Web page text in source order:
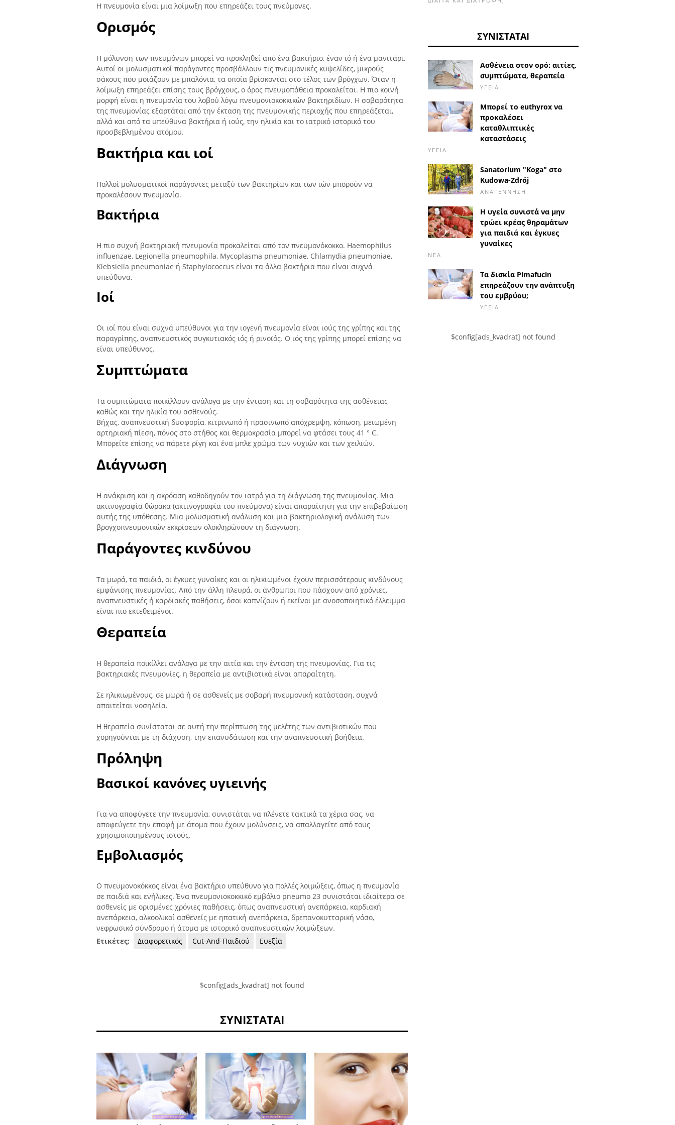
Η πνευμονία είναι μια λοίμωξη που επηρεάζει τους πνεύμονες.
Ορισμός
Η μόλυνση των πνευμόνων μπορεί να προκληθεί από ένα βακτήριο, έναν ιό ή ένα μανιτάρι.
Αυτοί οι μολυσματικοί παράγοντες προσβάλλουν τις πνευμονικές κυψελίδες, μικρούς
σάκους που μοιάζουν με μπαλόνια, τα οποία βρίσκονται στο τέλος των βρόγχων. Όταν η
λοίμωξη επηρεάζει επίσης τους βρόγχους, ο όρος πνευμοπάθεια προκαλείται. Η πιο κοινή
μορφή είναι η πνευμονία του λοβού λόγω πνευμονιοκοκκικών βακτηριδίων. Η σοβαρότητα
της πνευμονίας εξαρτάται από την έκταση της πνευμονικής περιοχής που επηρεάζεται,
αλλά και από τα υπεύθυνα βακτήρια ή ιούς, την ηλικία και το ιατρικό ιστορικό του
προσβεβλημένου ατόμου.
Βακτήρια και ιοί
Πολλοί μολυσματικοί παράγοντες μεταξύ των βακτηρίων και των ιών μπορούν να
προκαλέσουν πνευμονία.
Βακτήρια
Η πιο συχνή βακτηριακή πνευμονία προκαλείται από τον πνευμονόκοκκο. Haemophilus
influenzae, Legionella pneumophila, Mycoplasma pneumoniae, Chlamydia pneumoniae,
Klebsiella pneumoniae ή Staphylococcus είναι τα άλλα βακτήρια που είναι συχνά
υπεύθυνα.
Ιοί
Οι ιοί που είναι συχνά υπεύθυνοι για την ιογενή πνευμονία είναι ιούς της γρίπης και της
παραγρίπης, αναπνευστικός συγκυτιακός ιός ή ρινοϊός. Ο ιός της γρίπης μπορεί επίσης να
είναι υπεύθυνος.
Συμπτώματα
Τα συμπτώματα ποικίλλουν ανάλογα με την ένταση και τη σοβαρότητα της ασθένειας
καθώς και την ηλικία του ασθενούς.
Βήχας, αναπνευστική δυσφορία, κιτρινωπό ή πρασινωπό απόχρεμψη, κόπωση, μειωμένη
αρτηριακή πίεση, πόνος στο στήθος και θερμοκρασία μπορεί να φτάσει τους 41 ° C.
Μπορείτε επίσης να πάρετε ρίγη και ένα μπλε χρώμα των νυχιών και των χειλιών.
Διάγνωση
Η ανάκριση και η ακρόαση καθοδηγούν τον ιατρό για τη διάγνωση της πνευμονίας. Μια
ακτινογραφία θώρακα (ακτινογραφία του πνεύμονα) είναι απαραίτητη για την επιβεβαίωση
αυτής της υπόθεσης. Μια μολυσματική ανάλυση και μια βακτηριολογική ανάλυση των
βρογχοπνευμονικών εκκρίσεων ολοκληρώνουν τη διάγνωση.
Παράγοντες κινδύνου
Τα μωρά, τα παιδιά, οι έγκυες γυναίκες και οι ηλικιωμένοι έχουν περισσότερους κινδύνους
εμφάνισης πνευμονίας. Από την άλλη πλευρά, οι άνθρωποι που πάσχουν από χρόνιες,
αναπνευστικές ή καρδιακές παθήσεις, όσοι καπνίζουν ή εκείνοι με ανοσοποιητικό έλλειμμα
είναι πιο εκτεθειμένοι.
Θεραπεία
Η θεραπεία ποικίλλει ανάλογα με την αιτία και την ένταση της πνευμονίας. Για τις
βακτηριακές πνευμονίες, η θεραπεία με αντιβιοτικά είναι απαραίτητη.
Σε ηλικιωμένους, σε μωρά ή σε ασθενείς με σοβαρή πνευμονική κατάσταση, συχνά
απαιτείται νοσηλεία.
Η θεραπεία συνίσταται σε αυτή την περίπτωση της μελέτης των αντιβιοτικών που
χορηγούνται με τη διάχυση, την επανυδάτωση και την αναπνευστική βοήθεια.
Πρόληψη
Βασικοί κανόνες υγιεινής
Για να αποφύγετε την πνευμονία, συνιστάται να πλένετε τακτικά τα χέρια σας, να
αποφεύγετε την επαφή με άτομα που έχουν μολύνσεις, να απαλλαγείτε από τους
χρησιμοποιημένους ιστούς.
Εμβολιασμός
Ο πνευμονοκόκκος είναι ένα βακτήριο υπεύθυνο για πολλές λοιμώξεις, όπως η πνευμονία
σε παιδιά και ενήλικες. Ένα πνευμονιοκοκκικό εμβόλιο pneumo 23 συνιστάται ιδιαίτερα σε
ασθενείς με ορισμένες χρόνιες παθήσεις, όπως αναπνευστική ανεπάρκεια, καρδιακή
ανεπάρκεια, αλκοολικοί ασθενείς με ηπατική ανεπάρκεια, δρεπανοκυτταρική νόσο,
νεφρωσικό σύνδρομο ή άτομα με ιστορικό αναπνευστικών λοιμώξεων.
Ετικέτες:
Διαφορετικός Cut-And-Παιδιού Ευεξία
$config[ads_kvadrat] not found
ΣΥΝΙΣΤΆΤΑΙ
ΣΥΝΙΣΤΆΤΑΙ
Ασθένεια στον ορό: αιτίες,
συμπτώματα, θεραπεία
ΥΓΕΊΑ
Μπορεί το euthyrox να
προκαλέσει
καταθλιπτικές
καταστάσεις
ΥΓΕΊΑ
Sanatorium "Koga" στο
Kudowa-Zdrój
ΑΝΑΓΈΝΝΗΣΗ
Η υγεία συνιστά να μην
τρώει κρέας θηραμάτων
για παιδιά και έγκυες
γυναίκες
ΝΈΑ
Τα δισκία Pimafucin
επηρεάζουν την ανάπτυξη
του εμβρύου;
ΥΓΕΊΑ
$config[ads_kvadrat] not found